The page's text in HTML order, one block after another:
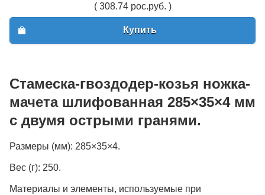
( 308.74 рос.руб. )
Купить
Стамеска-гвоздодер-козья ножка-
мачета шлифованная 285×35×4 мм
с двумя острыми гранями.
Размеры (мм): 285×35×4.
Вес (г): 250.
Материалы и элементы, используемые при